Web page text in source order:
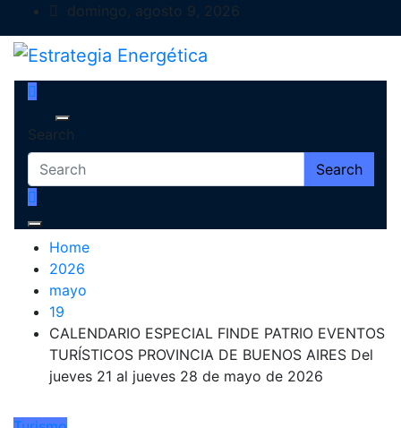
to
content
domingo, agosto 9, 2026
Estrategia Energética
Magazine de Debate
Search
Search
Home
2026
mayo
19
CALENDARIO ESPECIAL FINDE PATRIO EVENTOS
TURÍSTICOS PROVINCIA DE BUENOS AIRES Del
jueves 21 al jueves 28 de mayo de 2026